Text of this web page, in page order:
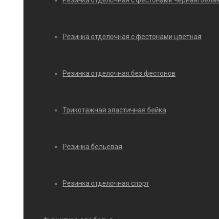
Резинка отделочная с фестонами цветная
Резинка отделочная без фестонов
Трикотажная эластичная бейка
Резинка бельевая
Резинка отделочная спорт